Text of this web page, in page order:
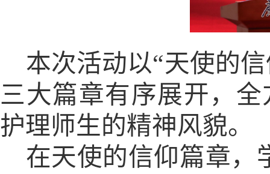
本次活动以“天使的
三大篇章有序展开，
护理师生的精神风貌。
在天使的信仰篇章，